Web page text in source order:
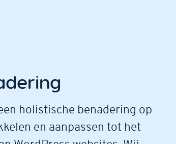
holistische benadering op
en aanpassen tot het